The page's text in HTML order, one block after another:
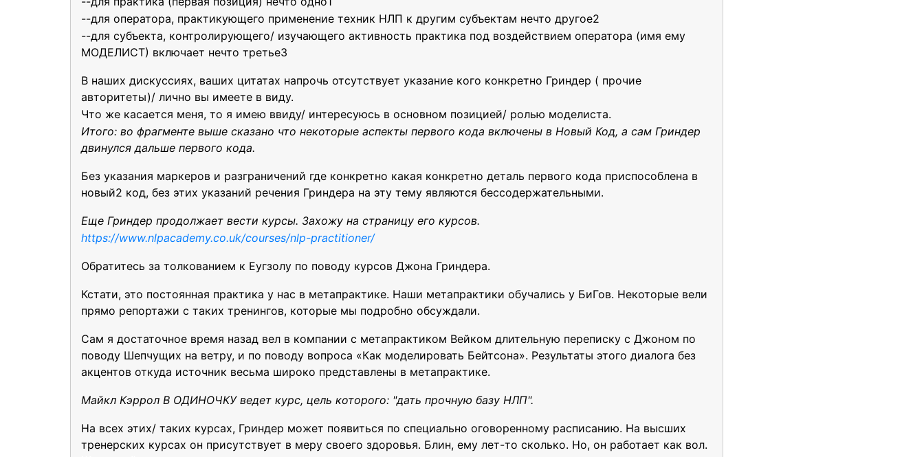
--для оператора, практикующего применение техник НЛП к другим субъектам нечто другое2
--для субъекта, контролирующего/ изучающего активность практика под воздействием оператора (имя ему
МОДЕЛИСТ) включает нечто третье3
В наших дискуссиях, ваших цитатах напрочь отсутствует указание кого конкретно Гриндер ( прочие
авторитеты)/ лично вы имеете в виду.
Что же касается меня, то я имею ввиду/ интересуюсь в основном позицией/ ролью моделиста.
Итого: во фрагменте выше сказано что некоторые аспекты первого кода включены в Новый Код, а сам Гриндер
двинулся дальше первого кода.
Без указания маркеров и разграничений где конкретно какая конкретно деталь первого кода приспособлена в
новый2 код, без этих указаний речения Гриндера на эту тему являются бессодержательными.
Еще Гриндер продолжает вести курсы. Захожу на страницу его курсов.
https://www.nlpacademy.co.uk/courses/nlp-practitioner/
Обратитесь за толкованием к Еугзолу по поводу курсов Джона Гриндера.
Кстати, это постоянная практика у нас в метапрактике. Наши метапрактики обучались у БиГов. Некоторые вели
прямо репортажи с таких тренингов, которые мы подробно обсуждали.
Сам я достаточное время назад вел в компании с метапрактиком Вейком длительную переписку с Джоном по
поводу Шепчущих на ветру, и по поводу вопроса «Как моделировать Бейтсона». Результаты этого диалога без
акцентов откуда источник весьма широко представлены в метапрактике.
Майкл Кэррол В ОДИНОЧКУ ведет курс, цель которого: "дать прочную базу НЛП".
На всех этих/ таких курсах, Гриндер может появиться по специально оговоренному расписанию. На высших
тренерских курсах он присутствует в меру своего здоровья. Блин, ему лет-то сколько. Но, он работает как вол.